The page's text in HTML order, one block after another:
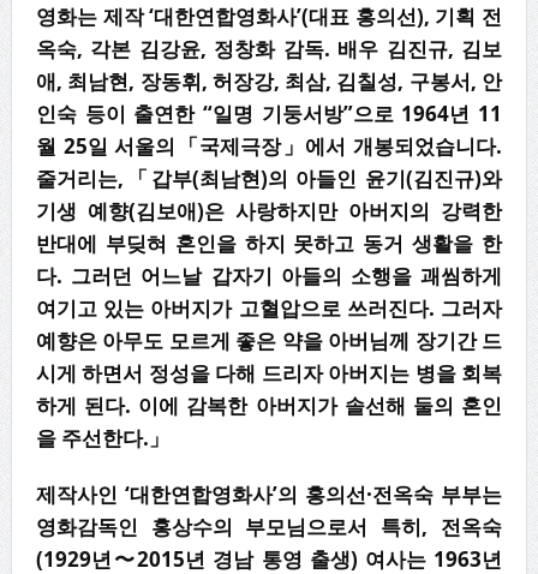
영화는 제작‘대한연합영화사’(대표 홍의선), 기획 전
옥숙, 각본 김강윤, 정창화 감독. 배우 김진규, 김보
애, 최남현, 장동휘, 허장강, 최삼, 김칠성, 구봉서, 안
인숙 등이 출연한 “일명 기둥서방”으로 1964년 11
월 25일 서울의 「국제극장」 에서 개봉되었습니다.
줄거리는, 「 갑부(최남현)의 아들인 윤기(김진규)와
기생 예향(김보애)은 사랑하지만 아버지의 강력한
반대에 부딪혀 혼인을 하지 못하고 동거 생활을 한
다. 그러던 어느날 갑자기 아들의 소행을 괘씸하게
여기고 있는 아버지가 고혈압으로 쓰러진다. 그러자
예향은 아무도 모르게 좋은 약을 아버님께 장기간 드
시게 하면서 정성을 다해 드리자 아버지는 병을 회복
하게 된다. 이에 감복한 아버지가 솔선해 둘의 혼인
을 주선한다. 」
제작사인 ‘대한연합영화사’의 홍의선·전옥숙 부부는
영화감독인 홍상수의 부모님으로서 특히, 전옥숙
(1929년 〜2015년 경남 통영 출생) 여사는 1963년